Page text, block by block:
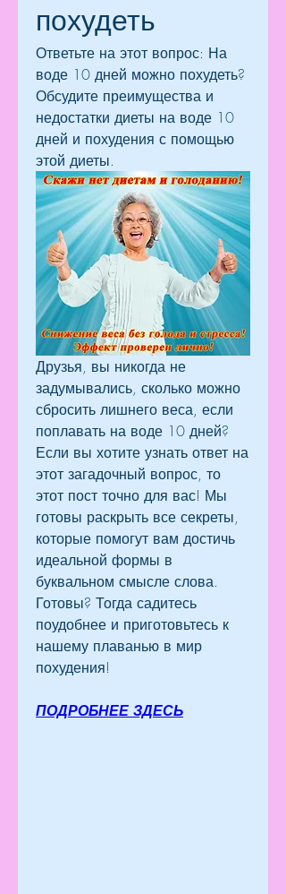
похудеть
Ответьте на этот вопрос: На
воде 10 дней можно похудеть?
Обсудите преимущества и
недостатки диеты на воде 10
дней и похудения с помощью
этой диеты.
Друзья, вы никогда не
задумывались, сколько можно
сбросить лишнего веса, если
поплавать на воде 10 дней?
Если вы хотите узнать ответ на
этот загадочный вопрос, то
этот пост точно для вас! Мы
готовы раскрыть все секреты,
которые помогут вам достичь
идеальной формы в
буквальном смысле слова.
Готовы? Тогда садитесь
поудобнее и приготовьтесь к
нашему плаванью в мир
похудения!
ПОДРОБНЕЕ ЗДЕСЬ